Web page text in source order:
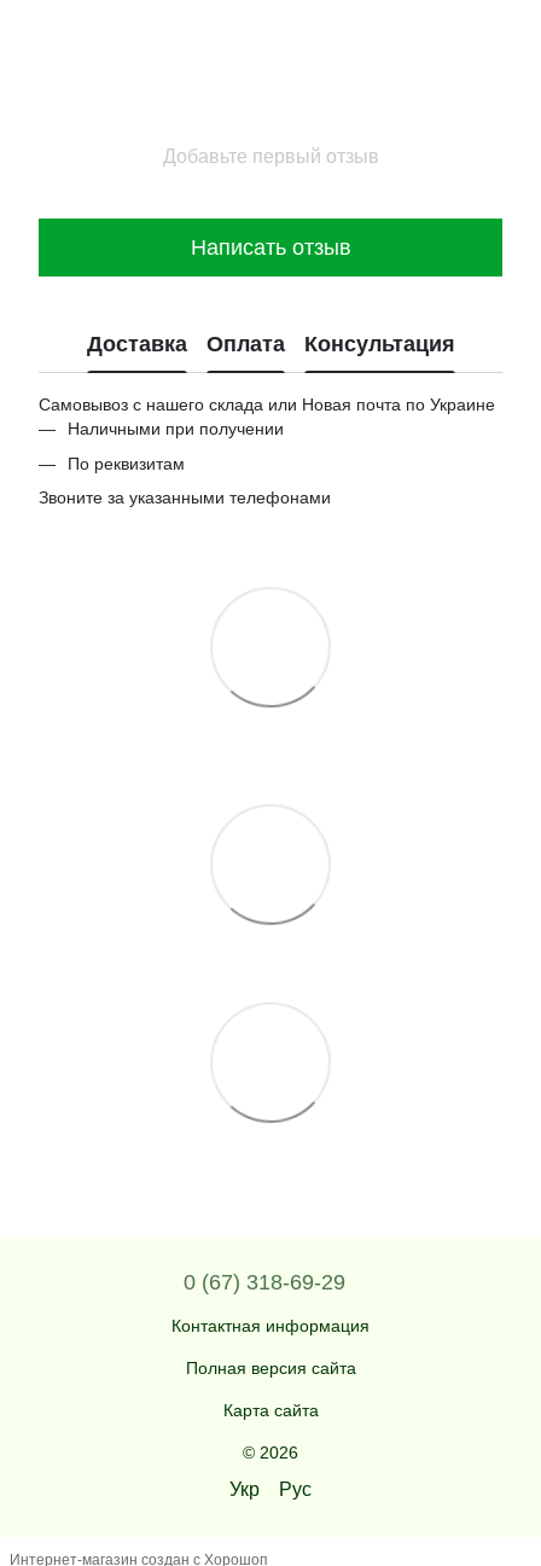
Добавьте первый отзыв
Написать отзыв
Доставка Оплата Консультация
Самовывоз с нашего склада или Новая почта по Украине
Наличными при получении
По реквизитам
Звоните за указанными телефонами
0 (67) 318-69-29
Контактная информация
Полная версия сайта
Карта сайта
© 2026
Укр Рус
Интернет-магазин создан с Хорошоп